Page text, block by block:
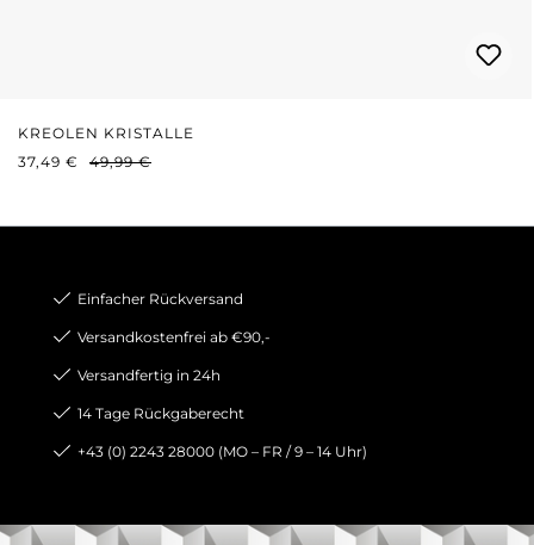
KREOLEN KRISTALLE
VERKAUFSPREIS:
37,49 € REGULÄRER PREIS:
49,99 €
Einfacher Rückversand
Versandkostenfrei ab €90,-
Versandfertig in 24h
14 Tage Rückgaberecht
+43 (0) 2243 28000 (MO – FR / 9 – 14 Uhr)